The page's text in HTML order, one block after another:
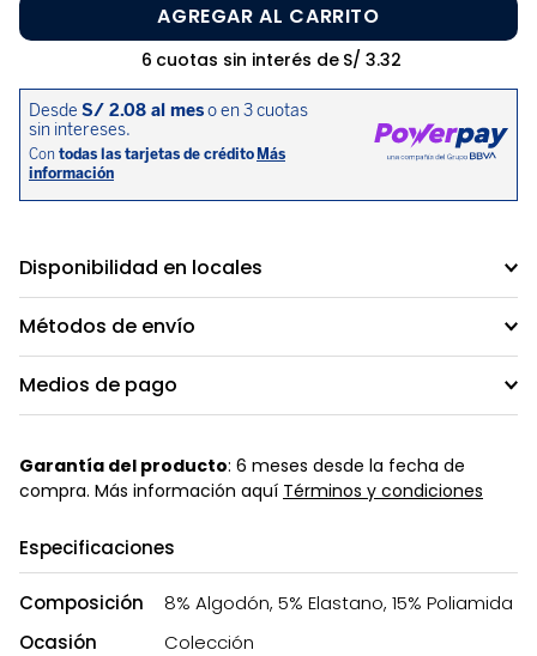
AGREGAR AL CARRITO
6 cuotas sin interés de S/ 3.32
Disponibilidad en locales
Métodos de envío
Medios de pago
Garantía del producto: 6 meses desde la fecha de
compra. Más información aquí Términos y condiciones
Especificaciones
Composición
8% Algodón, 5% Elastano, 15% Poliamida
Ocasión
Colección